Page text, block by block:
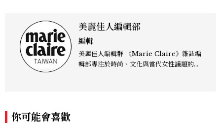
美麗佳人編輯部
編輯
美麗佳人編輯群 《Marie Claire》雜誌編
輯部專注於時尚、文化與當代女性議題的深
你可能會喜歡